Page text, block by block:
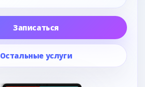
Записаться
Остальные услуги